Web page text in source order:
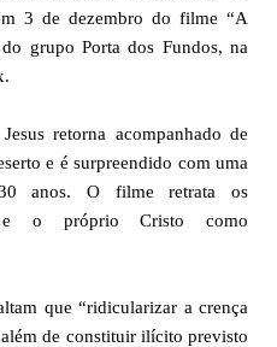
3 de dezembro do filme “A
grupo Porta dos Fundos, na
retorna acompanhado de
e é surpreendido com uma
anos. O filme retrata os
e o próprio Cristo como
que “ridicularizar a crença
de constituir ilícito previsto